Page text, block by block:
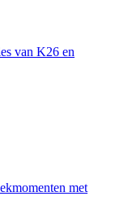
van K26 en
met